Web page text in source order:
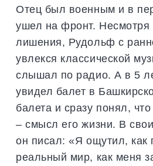
Отец был военным и в
ушел на фронт. Несмотря
лишения, Рудольф с
увлекся классической
слышал по радио. А в 5
увидел балет в
балета и сразу понял,
– смысл его жизни. В
он писал: «Я ощутил, как
реальный мир, как меня